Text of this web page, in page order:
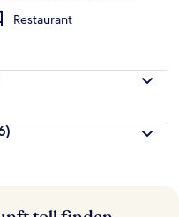
Restaurant